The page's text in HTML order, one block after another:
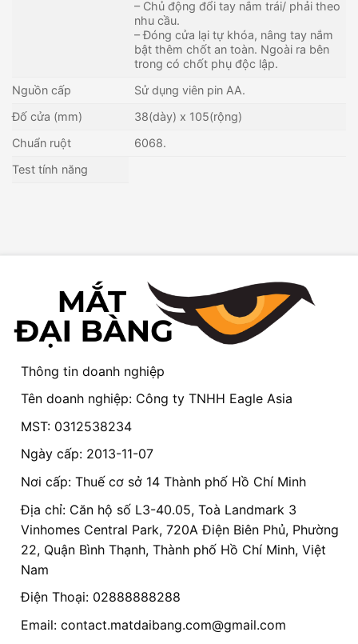
– Chủ động đổi tay nắm trái/ phải theo
nhu cầu.
– Đóng cửa lại tự khóa, nâng tay nắm
bật thêm chốt an toàn. Ngoài ra bên
trong có chốt phụ độc lập.
Nguồn cấp
Sử dụng viên pin AA.
Đố cửa (mm)
38(dày) x 105(rộng)
Chuẩn ruột
6068.
Test tính năng
Thông tin doanh nghiệp
Tên doanh nghiệp: Công ty TNHH Eagle Asia
MST: 0312538234
Ngày cấp: 2013-11-07
Nơi cấp: Thuế cơ sở 14 Thành phố Hồ Chí Minh
Địa chỉ: Căn hộ số L3-40.05, Toà Landmark 3
Vinhomes Central Park, 720A Điện Biên Phủ, Phường
22, Quận Bình Thạnh, Thành phố Hồ Chí Minh, Việt
Nam
Điện Thoại: 02888888288
Email: contact.matdaibang.com@gmail.com